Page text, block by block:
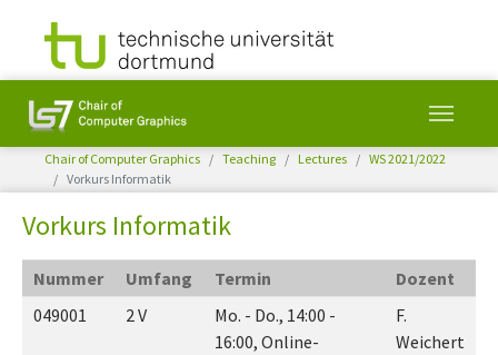
Skip to main content
You are here:
Chair of Computer Graphics Teaching Lectures
WS 2021/2022
Vorkurs Informatik
Vorkurs Informatik
Nummer Umfang Termin
Dozent
049001
2 V
Mo. - Do., 14:00 -
16:00, Online-
F.
Weichert